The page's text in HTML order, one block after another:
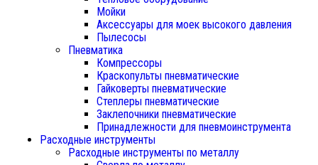
Мойки
Аксессуары для моек высокого давления
Пылесосы
Пневматика
Компрессоры
Краскопульты пневматические
Гайковерты пневматические
Степлеры пневматические
Заклепочники пневматические
Принадлежности для пневмоинструмента
Расходные инструменты
Расходные инструменты по металлу